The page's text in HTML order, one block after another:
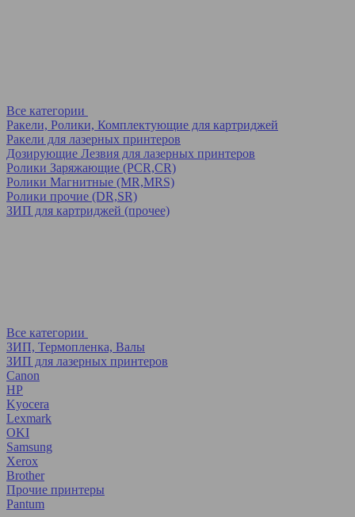
Все категории
Ракели, Ролики, Комплектующие для картриджей
Ракели для лазерных принтеров
Дозирующие Лезвия для лазерных принтеров
Ролики Заряжающие (PCR,CR)
Ролики Магнитные (MR,MRS)
Ролики прочие (DR,SR)
ЗИП для картриджей (прочее)
Все категории
ЗИП, Термопленка, Валы
ЗИП для лазерных принтеров
Canon
HP
Kyocera
Lexmark
OKI
Samsung
Xerox
Brother
Прочие принтеры
Pantum